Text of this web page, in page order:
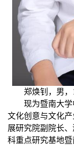
郑焕钊，男，
现为暨南大
文化创意与文化
展研究院副院长
科重点研究基地